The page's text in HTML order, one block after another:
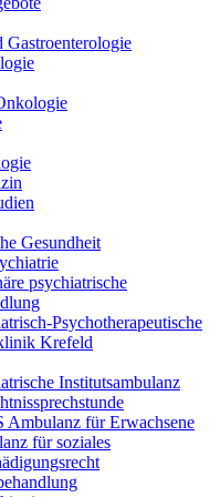
Gesundheit
psychiatrische
Psychotherapeutische
Krefeld
Institutsambulanz
Ambulanz für Erwachsene
für soziales